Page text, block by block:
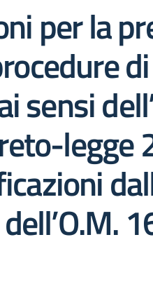
per la
sensi
legge